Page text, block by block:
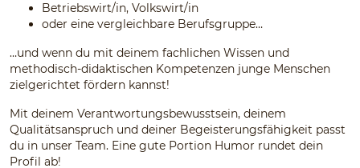
Betriebswirt/in, Volkswirt/in
oder eine vergleichbare Berufsgruppe…
…und wenn du mit deinem fachlichen Wissen und
methodisch-didaktischen Kompetenzen junge Menschen
zielgerichtet fördern kannst!
Mit deinem Verantwortungsbewusstsein, deinem
Qualitätsanspruch und deiner Begeisterungsfähigkeit passt
du in unser Team. Eine gute Portion Humor rundet dein
Profil ab!